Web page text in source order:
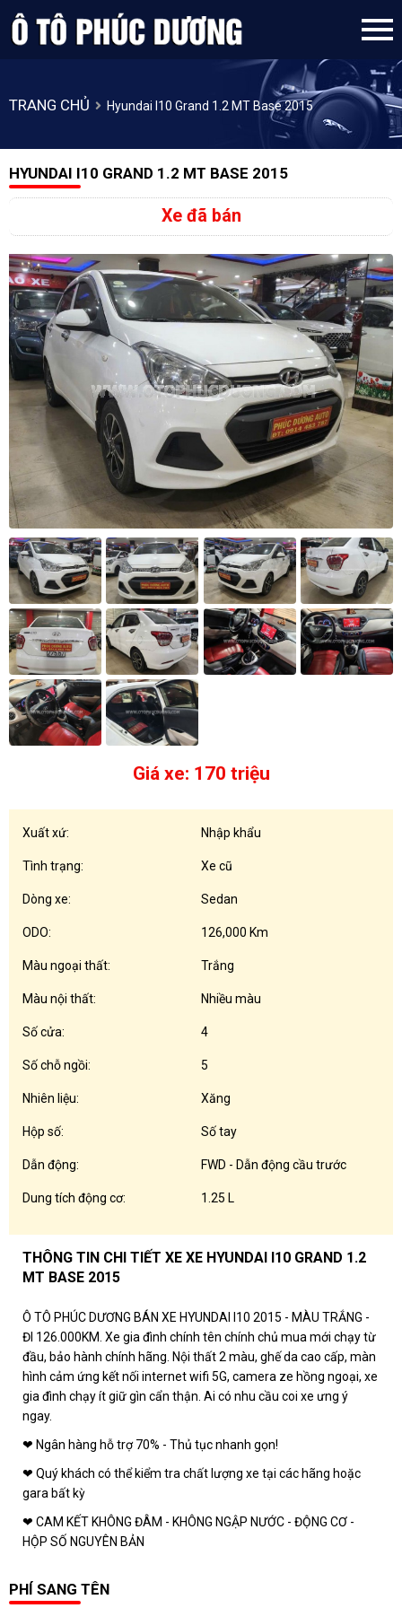
TRANG CHỦ Hyundai I10 Grand 1.2 MT Base 2015
HYUNDAI I10 GRAND 1.2 MT BASE 2015
Xe đã bán
Giá xe: 170 triệu
Xuất xứ: Nhập khẩu
Tình trạng: Xe cũ
Dòng xe: Sedan
ODO: 126,000 Km
Màu ngoại thất: Trắng
Màu nội thất: Nhiều màu
Số cửa: 4
Số chỗ ngồi: 5
Nhiên liệu: Xăng
Hộp số: Số tay
Dẫn động: FWD - Dẫn động cầu trước
Dung tích động cơ: 1.25 L
THÔNG TIN CHI TIẾT XE XE HYUNDAI I10 GRAND 1.2
MT BASE 2015
Ô TÔ PHÚC DƯƠNG BÁN XE HYUNDAI I10 2015 - MÀU TRẮNG -
ĐI 126.000KM. Xe gia đình chính tên chính chủ mua mới chạy từ
đầu, bảo hành chính hãng. Nội thất 2 màu, ghế da cao cấp, màn
hình cảm ứng kết nối internet wifi 5G, camera ze hồng ngoại, xe
gia đình chạy ít giữ gìn cẩn thận. Ai có nhu cầu coi xe ưng ý
ngay.
❤ Ngân hàng hỗ trợ 70% - Thủ tục nhanh gọn!
❤ Quý khách có thể kiểm tra chất lượng xe tại các hãng hoặc
gara bất kỳ
❤ CAM KẾT KHÔNG ĐÂM - KHÔNG NGẬP NƯỚC - ĐỘNG CƠ -
HỘP SỐ NGUYÊN BẢN
PHÍ SANG TÊN